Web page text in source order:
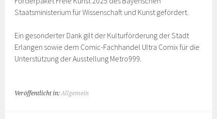
Staatsministerium für Wissenschaft und Kunst gefördert.
Ein gesonderter Dank gilt der Kulturförderung der Stadt
Erlangen sowie dem Comic-Fachhandel Ultra Comix für die
Unterstützung der Ausstellung Metro999.
Veröffentlicht in:Allgemein